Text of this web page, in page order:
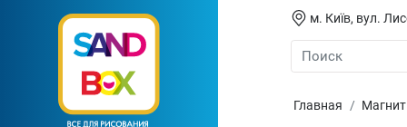
м. Київ, вул.
Главная